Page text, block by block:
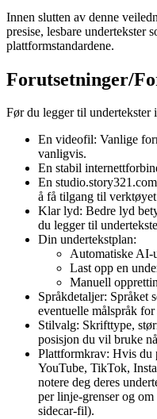
Innen slutten av denne
presise, lesbare undertekster
plattformstandardene.
Forutsetninger/
Før du legger til undertekster
En videofil: Vanlige
vanligvis.
En stabil
En
å få tilgang til
Klar lyd: Bedre lyd
du legger til
Din undertekstplan:
Automatiske AI-
Last opp en
Manuell
Språkdetaljer: Språket
eventuelle målspråk
Stilvalg: Skrifttype,
posisjon du vil bruke
Plattformkrav: Hvis du
YouTube, TikTok,
notere deg deres
per linje-grenser og
sidecar-fil).